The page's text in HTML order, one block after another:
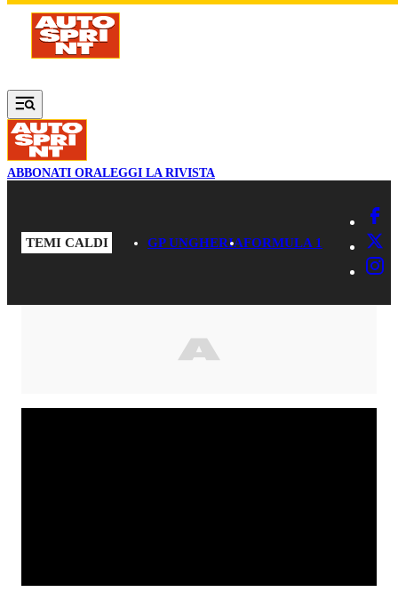
Vai al contenuto principale
ABBONATI ORALEGGI LA RIVISTA
TEMI CALDI GP UNGHERIAFORMULA 1